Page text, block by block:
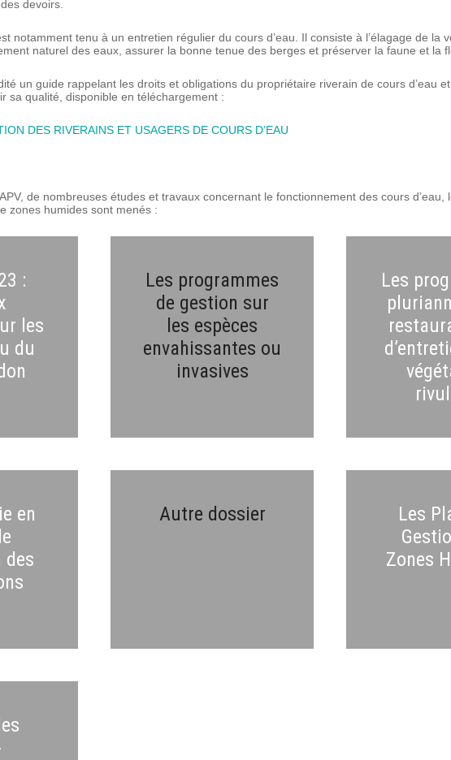
devoirs.
notamment tenu à un entretien régulier du cours d’eau. Il consiste à l’élagage de la
naturel des eaux, assurer la bonne tenue des berges et préserver la faune et la
un guide rappelant les droits et obligations du propriétaire riverain de cours d’eau
sa qualité, disponible en téléchargement :
DES RIVERAINS ET USAGERS DE COURS D’EAU
de nombreuses études et travaux concernant le fonctionnement des cours
zones humides sont menés :
:
les
du
Les programmes
de gestion sur
les espèces
envahissantes ou
invasives
Les
en
des
Autre dossier
Les
Zones